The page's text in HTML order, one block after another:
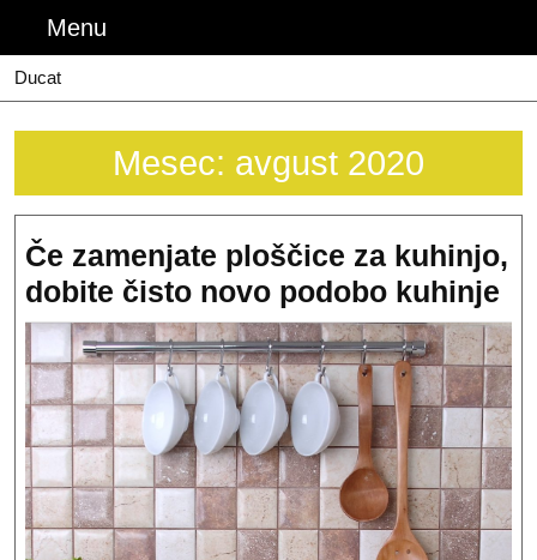
content
Menu
Ducat
Mesec: avgust 2020
Če zamenjate ploščice za kuhinjo,
dobite čisto novo podobo kuhinje
za